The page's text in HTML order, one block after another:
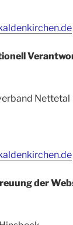
Nettetal
der